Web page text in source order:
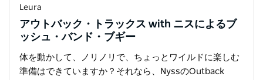
Leura
アウトバック・トラックス with ニスによるブ
ッシュ・バンド・ブギー
体を動かして、ノリノリで、ちょっとワイルドに楽しむ
準備はできていますか？それなら、NyssのOutback